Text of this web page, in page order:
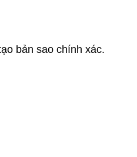
bản sao chính xác.